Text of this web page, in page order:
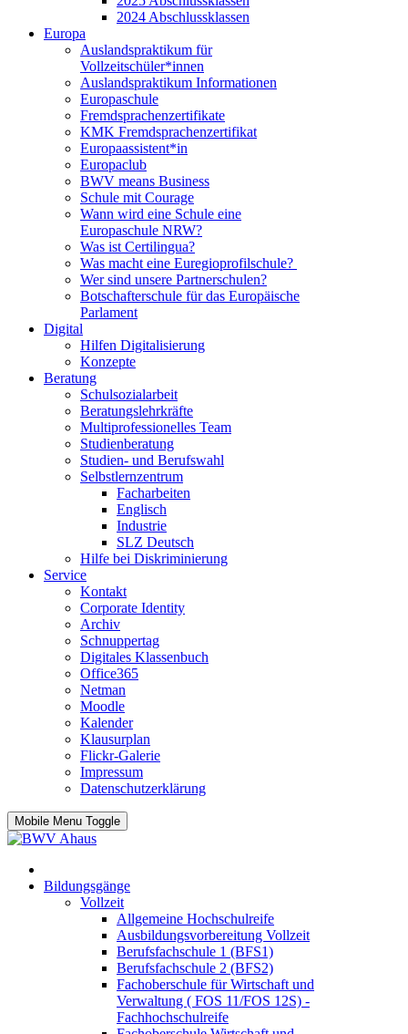
2024 Abschlussklassen
Europa
Auslandspraktikum für
Vollzeitschüler*innen
Auslandspraktikum Informationen
Europaschule
Fremdsprachenzertifikate
KMK Fremdsprachenzertifikat
Europaassistent*in
Europaclub
BWV means Business
Schule mit Courage
Wann wird eine Schule eine
Europaschule NRW?
Was ist Certilingua?
Was macht eine Euregioprofilschule?
Wer sind unsere Partnerschulen?
Botschafterschule für das Europäische
Parlament
Digital
Hilfen Digitalisierung
Konzepte
Beratung
Schulsozialarbeit
Beratungslehrkräfte
Multiprofessionelles Team
Studienberatung
Studien- und Berufswahl
Selbstlernzentrum
Facharbeiten
Englisch
Industrie
SLZ Deutsch
Hilfe bei Diskriminierung
Service
Kontakt
Corporate Identity
Archiv
Schnuppertag
Digitales Klassenbuch
Office365
Netman
Moodle
Kalender
Klausurplan
Flickr-Galerie
Impressum
Datenschutzerklärung
Mobile Menu Toggle
Bildungsgänge
Vollzeit
Allgemeine Hochschulreife
Ausbildungsvorbereitung Vollzeit
Berufsfachschule 1 (BFS1)
Berufsfachschule 2 (BFS2)
Fachoberschule für Wirtschaft und
Verwaltung ( FOS 11/FOS 12S) -
Fachhochschulreife